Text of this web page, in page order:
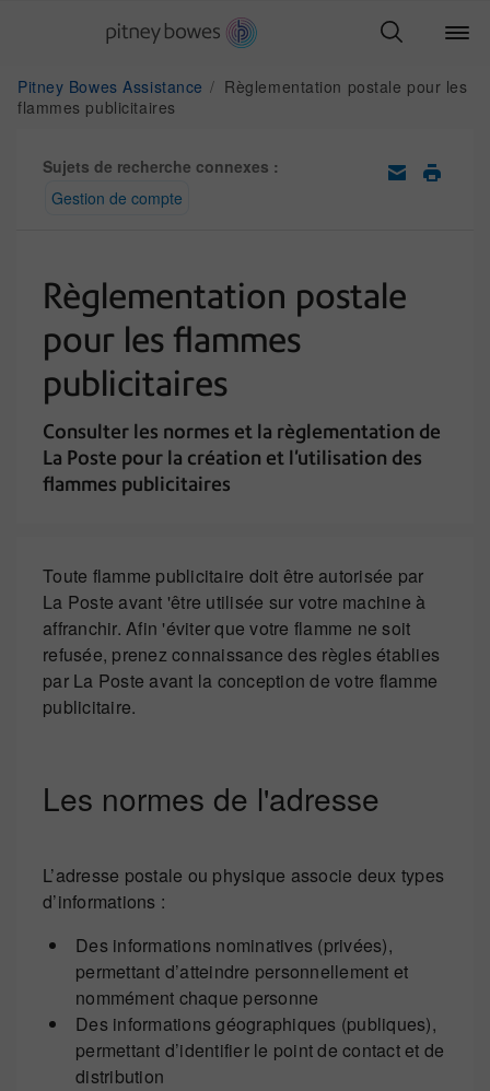
Pitney Bowes Assistance
Règlementation postale pour les
flammes publicitaires
Sujets de recherche connexes :
Gestion de compte
Règlementation postale
pour les flammes
publicitaires
Consulter les normes et la règlementation de
La Poste pour la création et l'utilisation des
flammes publicitaires
Toute flamme publicitaire doit être autorisée par
La Poste avant 'être utilisée sur votre machine à
affranchir. Afin 'éviter que votre flamme ne soit
refusée, prenez connaissance des règles établies
par La Poste avant la conception de votre flamme
publicitaire.
Les normes de l'adresse
L’adresse postale ou physique associe deux types
d’informations :
Des informations nominatives (privées),
permettant d’atteindre personnellement et
nommément chaque personne
Des informations géographiques (publiques),
permettant d’identifier le point de contact et de
distribution